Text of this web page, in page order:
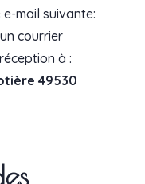
mail suivante:
courrier
à :
49530